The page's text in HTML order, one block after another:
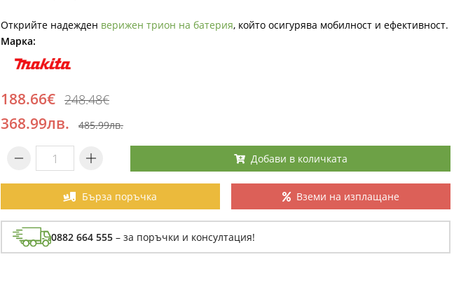
Открийте надежден верижен трион на батерия, който осигурява мобилност и ефективност.
Марка:
188.66€ 248.48€
368.99лв. 485.99лв.
Добави в количката
Бърза поръчка Вземи на изплащане
0882 664 555 – за поръчки и консултация!